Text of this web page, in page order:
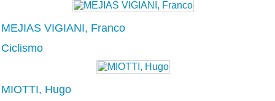
MEJIAS VIGIANI, Franco
Ciclismo
MIOTTI, Hugo